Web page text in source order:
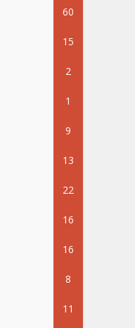
60
15
2
1
9
13
22
16
16
8
11